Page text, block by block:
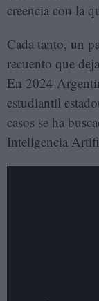
creencia con la
Cada tanto, un
recuento que
En 2024
estudiantil
casos se ha
Inteligencia